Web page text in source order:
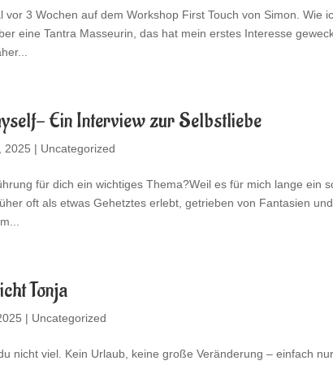
vor 3 Wochen auf dem Workshop First Touch von Simon. Wie
eine Tantra Masseurin, das hat mein erstes Interesse
Ein Interview zur Selbstliebe
2025 | Uncategorized
für dich ein wichtiges Thema?Weil es für mich lange ein
oft als etwas Gehetztes erlebt, getrieben von Fantasien
Tonja
| Uncategorized
nicht viel. Kein Urlaub, keine große Veränderung – einfach